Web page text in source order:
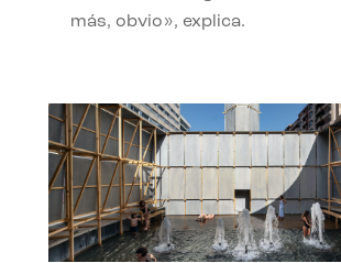
más, obvio», explica.